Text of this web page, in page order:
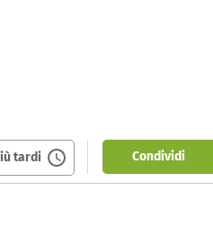
tardi Condividi